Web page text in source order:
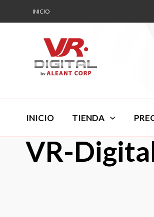
INICIO
INICIO TIENDA
VR-